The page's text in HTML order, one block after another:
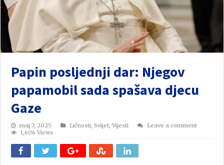
Papin posljednji dar: Njegov
papamobil sada spašava djecu
Gaze
maj 7, 2025 Ličnosti,Svijet,Vijesti
Leave a comment
1,606 Views